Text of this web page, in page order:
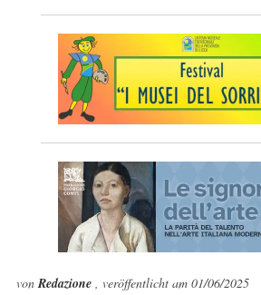
vonRedazione , veröffentlicht am 01/06/2025